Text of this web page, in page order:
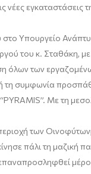
νέες
στο Υπουργείο
του κ. Σταθάκη, με
όλων των
συμφωνία
“PYRAMIS”. Με τη
των Οινοφύτων
πάλι τη μαζική